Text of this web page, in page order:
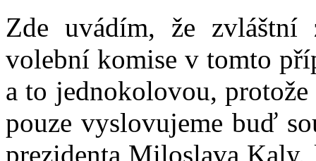
Zde uvádím, že zvláštní
volební komise v tomto
a to jednokolovou,
pouze vyslovujeme buď
prezidenta Miloslava Kaly,